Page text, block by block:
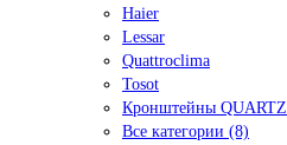
Haier
Lessar
Quattroclima
Tosot
Кронштейны QUARTZ
Все категории (8)